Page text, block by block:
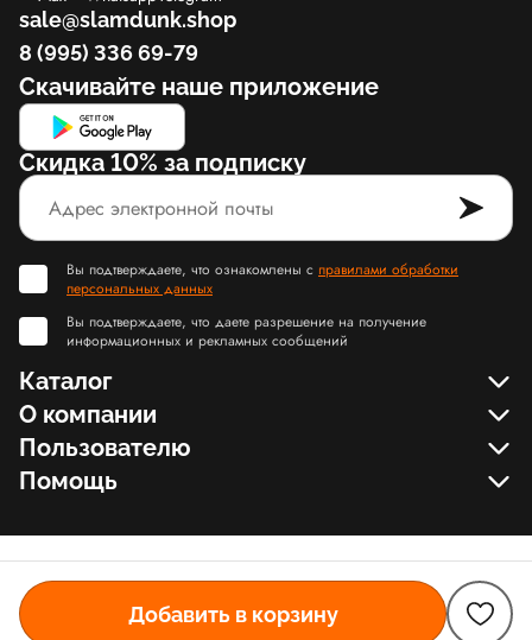
Добавить в корзину
sale@slamdunk.shop
8 (995) 336 69-79
Скачивайте наше приложение
Скидка 10% за подписку
Вы подтверждаете, что ознакомлены с правилами обработки
персональных данных
Вы подтверждаете, что даете разрешение на получение
информационных и рекламных сообщений
Каталог
О компании
Пользователю
Помощь
© Slamdunk.Shop, 2017-2026